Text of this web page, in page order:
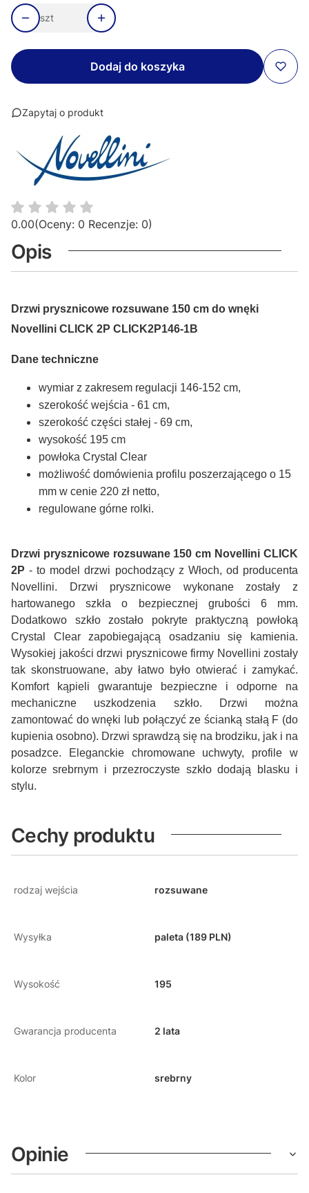
szt
Dodaj do koszyka
Zapytaj o produkt
0.00(Oceny: 0 Recenzje: 0)
Opis
Drzwi prysznicowe rozsuwane 150 cm do wnęki
Novellini CLICK 2P CLICK2P146-1B
Dane techniczne
wymiar z zakresem regulacji 146-152 cm,
szerokość wejścia - 61 cm,
szerokość części stałej - 69 cm,
wysokość 195 cm
powłoka Crystal Clear
możliwość domówienia profilu poszerzającego o 15
mm w cenie 220 zł netto,
regulowane górne rolki.
Drzwi prysznicowe rozsuwane 150 cm Novellini CLICK
2P - to model drzwi pochodzący z Włoch, od producenta
Novellini. Drzwi prysznicowe wykonane zostały z
hartowanego szkła o bezpiecznej grubości 6 mm.
Dodatkowo szkło zostało pokryte praktyczną powłoką
Crystal Clear zapobiegającą osadzaniu się kamienia.
Wysokiej jakości drzwi prysznicowe firmy Novellini zostały
tak skonstruowane, aby łatwo było otwierać i zamykać.
Komfort kąpieli gwarantuje bezpieczne i odporne na
mechaniczne uszkodzenia szkło. Drzwi można
zamontować do wnęki lub połączyć ze ścianką stałą F (do
kupienia osobno). Drzwi sprawdzą się na brodziku, jak i na
posadzce. Eleganckie chromowane uchwyty, profile w
kolorze srebrnym i przezroczyste szkło dodają blasku i
stylu.
Cechy produktu
rodzaj wejścia rozsuwane
Wysyłka paleta (189 PLN)
Wysokość 195
Gwarancja producenta 2 lata
Kolor srebrny
Opinie